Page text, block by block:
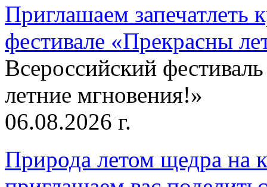
Приглашаем запечатлеть
фестивале «Прекрасны
Всероссийский
летние мгновения!»
06.08.2026 г.
Природа летом щедра на